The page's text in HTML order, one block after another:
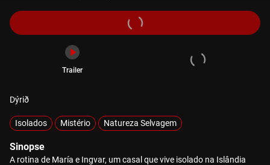
Trailer
Dýrið
Isolados Mistério Natureza Selvagem
Sinopse
A rotina de María e Ingvar, um casal que vive isolado na Islândia